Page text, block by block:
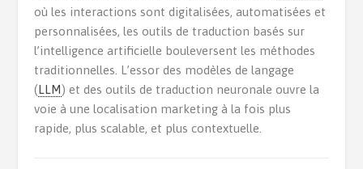
où les interactions sont digitalisées, automatisées et
personnalisées, les outils de traduction basés sur
l’intelligence artificielle bouleversent les méthodes
traditionnelles. L’essor des modèles de langage
(LLM) et des outils de traduction neuronale ouvre la
voie à une localisation marketing à la fois plus
rapide, plus scalable, et plus contextuelle.